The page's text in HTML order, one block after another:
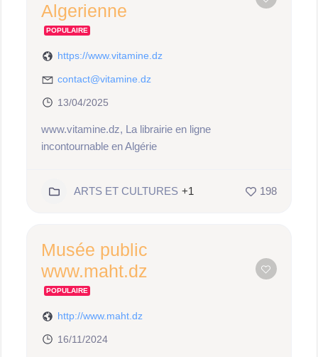
Algerienne
POPULAIRE
https://www.vitamine.dz
contact@vitamine.dz
13/04/2025
www.vitamine.dz, La librairie en ligne
incontournable en Algérie
ARTS ET CULTURES +1 198
Musée public
www.maht.dz
POPULAIRE
http://www.maht.dz
16/11/2024